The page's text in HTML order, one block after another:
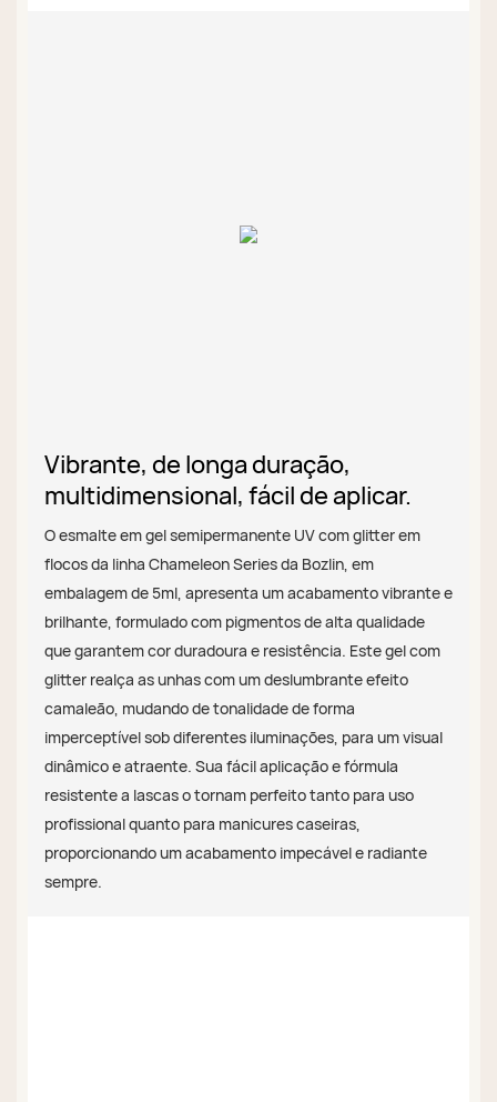
Vibrante, de longa duração,
multidimensional, fácil de aplicar.
O esmalte em gel semipermanente UV com glitter em
flocos da linha Chameleon Series da Bozlin, em
embalagem de 5ml, apresenta um acabamento vibrante e
brilhante, formulado com pigmentos de alta qualidade
que garantem cor duradoura e resistência. Este gel com
glitter realça as unhas com um deslumbrante efeito
camaleão, mudando de tonalidade de forma
imperceptível sob diferentes iluminações, para um visual
dinâmico e atraente. Sua fácil aplicação e fórmula
resistente a lascas o tornam perfeito tanto para uso
profissional quanto para manicures caseiras,
proporcionando um acabamento impecável e radiante
sempre.